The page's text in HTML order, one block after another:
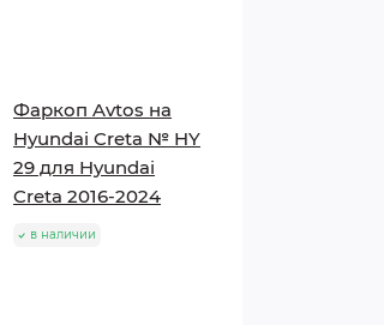
Фаркоп Avtos на
Hyundai Creta № HY
29 для Hyundai
Creta 2016-2024
в наличии